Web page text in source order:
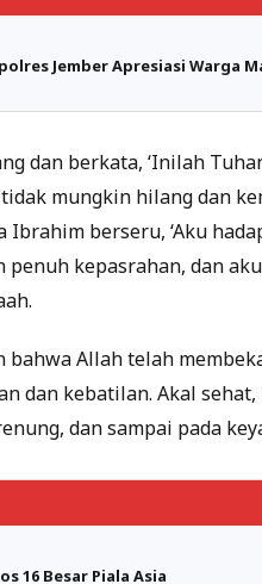
Jember Apresiasi Warga
dan berkata, ‘Inilah
mungkin hilang dan
berseru, ‘Aku
kepasrahan, dan
Allah telah
dan kebatilan. Akal
dan sampai pada
16 Besar Piala Asia